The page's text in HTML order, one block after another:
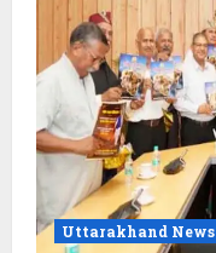
Uttarakhand News